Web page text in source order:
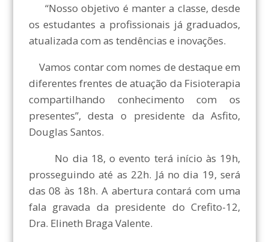
“Nosso objetivo é manter a classe, desde
os estudantes a profissionais já graduados,
atualizada com as tendências e inovações.
Vamos contar com nomes de destaque em
diferentes frentes de atuação da Fisioterapia
compartilhando conhecimento com os
presentes”, desta o presidente da Asfito,
Douglas Santos.
No dia 18, o evento terá início às 19h,
prosseguindo até as 22h. Já no dia 19, será
das 08 às 18h. A abertura contará com uma
fala gravada da presidente do Crefito-12,
Dra. Elineth Braga Valente.